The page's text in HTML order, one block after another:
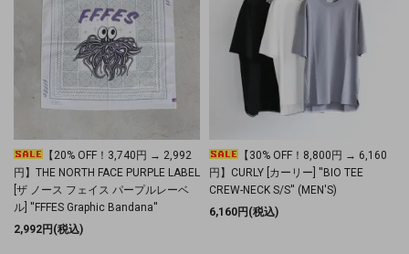
【20% OFF！3,740円 → 2,992
円】THE NORTH FACE PURPLE LABEL
[ザ ノース フェイス パープルレーベ
ル] ''FFFES Graphic Bandana''
2,992円(税込)
【30% OFF！8,800円 → 6,160
円】CURLY [カーリー] ''BIO TEE
CREW-NECK S/S'' (MEN'S)
6,160円(税込)